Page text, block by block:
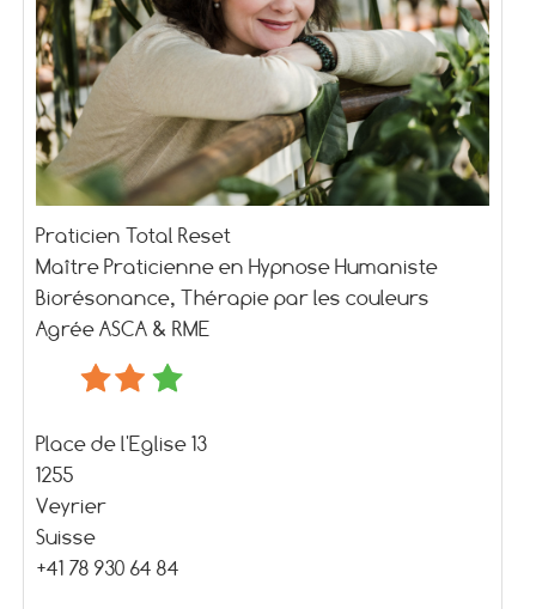
Praticien Total Reset
Maître Praticienne en Hypnose Humaniste
Biorésonance, Thérapie par les couleurs
Agrée ASCA & RME
Place de l'Eglise 13
1255
Veyrier
Suisse
+41 78 930 64 84